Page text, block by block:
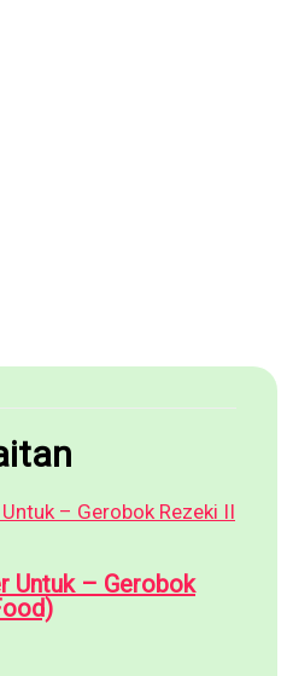
Untuk – Gerobok